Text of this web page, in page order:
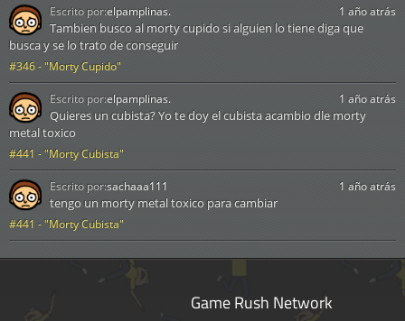
#346 - "Morty Cupido"
1 año atrás
Tambien busco al morty cupido si alguien lo tiene diga que
busca y se lo trato de conseguir
Escrito por:elpamplinas.
#441 - "Morty Cubista"
1 año atrás
Quieres un cubista? Yo te doy el cubista acambio dle morty
metal toxico
Escrito por:elpamplinas.
#441 - "Morty Cubista"
1 año atrás
tengo un morty metal toxico para cambiar
Escrito por:sachaaa111
Game Rush Network